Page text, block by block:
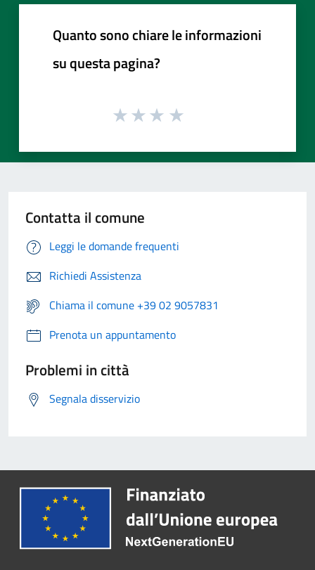
Quanto sono chiare le informazioni
su questa pagina?
Contatta il comune
Leggi le domande frequenti
Richiedi Assistenza
Chiama il comune +39 02 9057831
Prenota un appuntamento
Problemi in città
Segnala disservizio